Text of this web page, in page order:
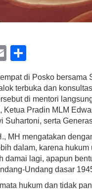
E
ai
l
S
h
ar
e
di Posko bersama
terbuka dan
di mentori
Ketua Pradin MLM
Suhartoni, serta
MH mengatakan
dalam, karena
damai lagi, apapun
Undang dasar
hukum dan tidak